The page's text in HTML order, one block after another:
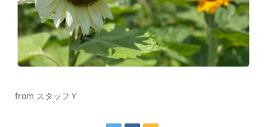
from スタッフＹ